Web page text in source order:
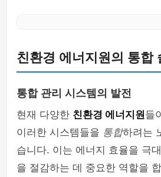
친환경 에너지원의 통합
통합 관리 시스템의 발전
현재 다양한 친환경 에너지원들
이러한 시스템들을 통합하려는
습니다. 이는 에너지 효율을 극
을 절감하는 데 중요한 역할을